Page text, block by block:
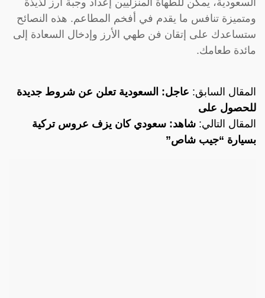
ومتميزة تنافس ما يقدم في أفخم المطاعم. هذه النصائح
ستساعدك على إتقان فن طهي الأرز وإدخال السعادة إلى
مائدة طعامك.
المقال السابق: عاجل: السعودية تعلن عن شروط جديدة
للحصول على
المقال التالي: شاهد: سعودي كان يزف عروس تركية
بسيارة “جيب شاص”